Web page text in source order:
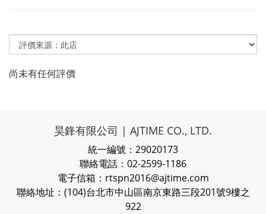
尚未有任何評價
昊鋒有限公司 | AJTIME CO., LTD.
統一編號：29020173
聯絡電話：02-2599-1186
電子信箱：rtspn2016@ajtime.com
聯絡地址：(104)台北市中山區南京東路三段201號9樓之
922